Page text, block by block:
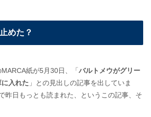
めた？
紙が5月30日、「 バルトメウがグリー
入れた 」との見出しの記事を出していま
昨日もっとも読まれた、というこの記事、そ